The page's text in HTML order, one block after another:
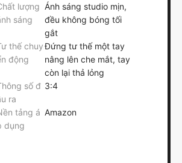
lượng
sáng
Ánh sáng studio mịn,
đều không bóng tối
gắt
thế chuy
động
Đứng tư thế một tay
nâng lên che mắt, tay
còn lại thả lỏng
số đ
ra
3:4
tảng á
dụng
Amazon